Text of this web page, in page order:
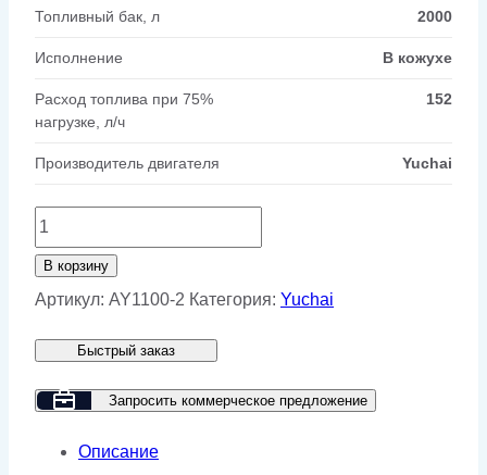
Топливный бак, л 2000
Исполнение В кожухе
Расход топлива при 75%
нагрузке, л/ч
152
Производитель двигателя Yuchai
Количество
товара
Дизельный
Yuchai
GMP
В корзину
Артикул: AY1100-2 Категория: Yuchai
Быстрый заказ
Запросить коммерческое предложение
Описание